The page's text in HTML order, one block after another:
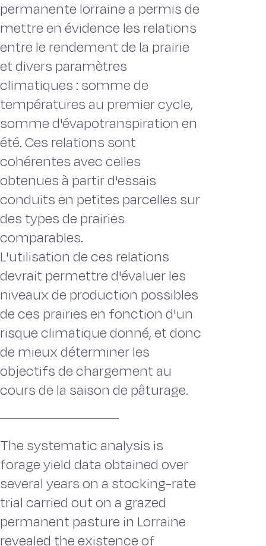
permanente lorraine a permis de
mettre en évidence les relations
entre le rendement de la prairie
et divers paramètres
climatiques : somme de
températures au premier cycle,
somme d'évapotranspiration en
été. Ces relations sont
cohérentes avec celles
obtenues à partir d'essais
conduits en petites parcelles sur
des types de prairies
comparables.
L'utilisation de ces relations
devrait permettre d'évaluer les
niveaux de production possibles
de ces prairies en fonction d'un
risque climatique donné, et donc
de mieux déterminer les
objectifs de chargement au
cours de la saison de pâturage.
The systematic analysis is
forage yield data obtained over
several years on a stocking-rate
trial carried out on a grazed
permanent pasture in Lorraine
revealed the existence of